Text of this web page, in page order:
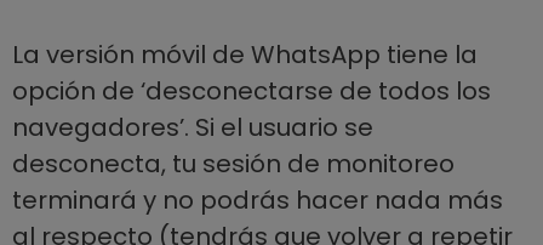
La versión móvil de WhatsApp tiene la
opción de ‘desconectarse de todos los
navegadores’. Si el usuario se
desconecta, tu sesión de monitoreo
terminará y no podrás hacer nada más
al respecto (tendrás que volver a repetir